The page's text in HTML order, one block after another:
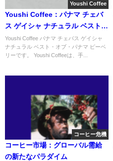
Youshi Coffee
Youshi Coffee：パナマ チェバ
ス ゲイシャ ナチュラル ベスト・
オブ・パナマ ピーベリー
Youshi Coffee パナマ チェバス ゲイシャ
ナチュラル ベスト・オブ・パナマ ピーベ
リーです。 Youshi Coffeeは、手...
コーヒー危機
コーヒー市場：グローバル需給
の新たなパラダイム